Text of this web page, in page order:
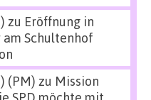
zu Eröffnung in
Schultenhof
(PM) zu Mission